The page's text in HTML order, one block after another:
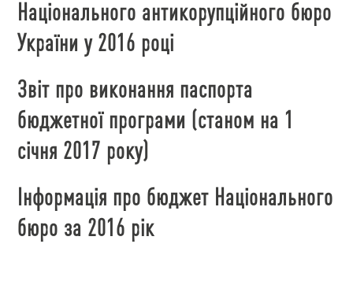
Національного антикорупційного бюро
України у 2016 році
Звіт про виконання паспорта
бюджетної програми (станом на 1
січня 2017 року)
Інформація про бюджет Національного
бюро за 2016 рік